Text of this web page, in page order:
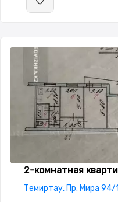
2-комнатная
Темиртау, Пр. Мира 94/1